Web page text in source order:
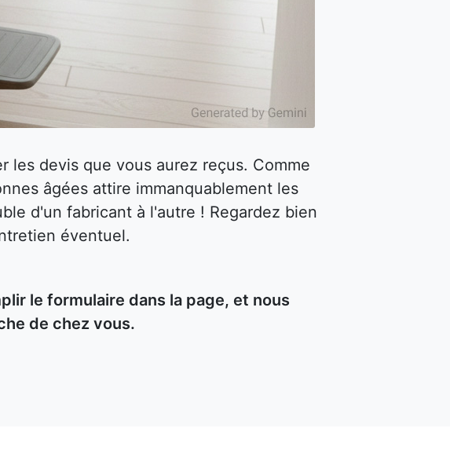
les devis que vous aurez reçus. Comme
âgées attire immanquablement les
d'un fabricant à l'autre ! Regardez bien
éventuel.
le formulaire dans la page, et nous
de chez vous.